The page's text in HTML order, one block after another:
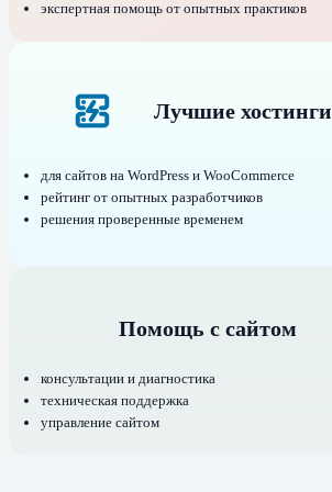
экспертная помощь от опытных практиков
Лучшие хостинги
для сайтов на WordPress и WooCommerce
рейтинг от опытных разработчиков
решения проверенные временем
Помощь с сайтом
консультации и диагностика
техническая поддержка
управление сайтом